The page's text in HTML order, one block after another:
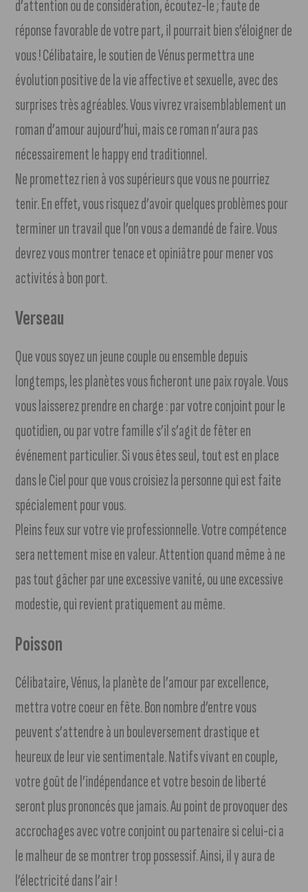
d’attention ou de considération, écoutez-le ; faute de
réponse favorable de votre part, il pourrait bien s’éloigner de
vous ! Célibataire, le soutien de Vénus permettra une
évolution positive de la vie affective et sexuelle, avec des
surprises très agréables. Vous vivrez vraisemblablement un
roman d’amour aujourd’hui, mais ce roman n’aura pas
nécessairement le happy end traditionnel.
Ne promettez rien à vos supérieurs que vous ne pourriez
tenir. En effet, vous risquez d’avoir quelques problèmes pour
terminer un travail que l’on vous a demandé de faire. Vous
devrez vous montrer tenace et opiniâtre pour mener vos
activités à bon port.
Verseau
Que vous soyez un jeune couple ou ensemble depuis
longtemps, les planètes vous ficheront une paix royale. Vous
vous laisserez prendre en charge : par votre conjoint pour le
quotidien, ou par votre famille s’il s’agit de fêter en
événement particulier. Si vous êtes seul, tout est en place
dans le Ciel pour que vous croisiez la personne qui est faite
spécialement pour vous.
Pleins feux sur votre vie professionnelle. Votre compétence
sera nettement mise en valeur. Attention quand même à ne
pas tout gâcher par une excessive vanité, ou une excessive
modestie, qui revient pratiquement au même.
Poisson
Célibataire, Vénus, la planète de l’amour par excellence,
mettra votre coeur en fête. Bon nombre d’entre vous
peuvent s’attendre à un bouleversement drastique et
heureux de leur vie sentimentale. Natifs vivant en couple,
votre goût de l’indépendance et votre besoin de liberté
seront plus prononcés que jamais. Au point de provoquer des
accrochages avec votre conjoint ou partenaire si celui-ci a
le malheur de se montrer trop possessif. Ainsi, il y aura de
l’électricité dans l’air !